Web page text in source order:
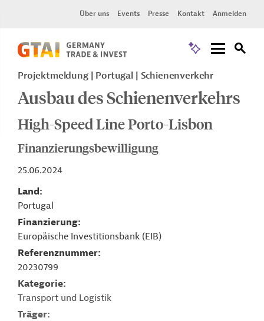
Über uns Events Presse Kontakt Anmelden
Projektmeldung Portugal Schienenverkehr
Ausbau des Schienenverkehrs
High-Speed Line Porto-Lisbon
Finanzierungsbewilligung
25.06.2024
Land
Portugal
Finanzierung
Europäische Investitionsbank (EIB)
Referenznummer
20230799
Kategorie
Transport und Logistik
Träger